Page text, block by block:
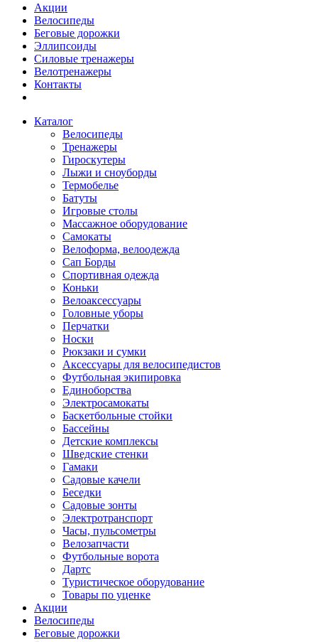
Акции
Велосипеды
Беговые дорожки
Эллипсоиды
Силовые тренажеры
Велотренажеры
Контакты
Каталог
Велосипеды
Тренажеры
Гироскутеры
Лыжи и сноуборды
Термобелье
Батуты
Игровые столы
Массажное оборудование
Самокаты
Велоформа, велоодежда
Сап Борды
Спортивная одежда
Коньки
Велоаксессуары
Головные уборы
Перчатки
Носки
Рюкзаки и сумки
Аксессуары для велосипедистов
Футбольная экипировка
Единоборства
Электросамокаты
Баскетбольные стойки
Бассейны
Детские комплексы
Шведские стенки
Гамаки
Садовые качели
Беседки
Садовые зонты
Электротранспорт
Часы, пульсометры
Велозапчасти
Футбольные ворота
Дартс
Туристическое оборудование
Товары по уценке
Акции
Велосипеды
Беговые дорожки